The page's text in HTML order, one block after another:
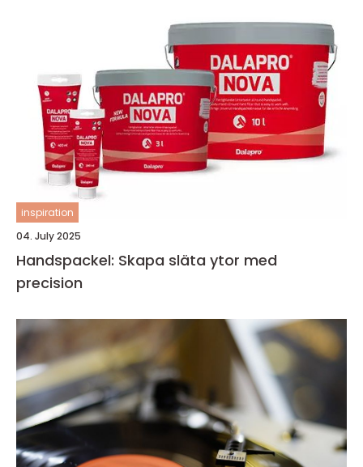
inspiration
04. July 2025
Handspackel: Skapa släta ytor med
precision